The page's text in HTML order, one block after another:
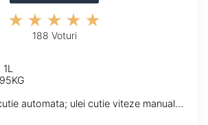
188 Voturi
Tip produs: ulei cutie automata; ulei cutie viteze manuala; ulei de transmisie; ulei diferential; ulei hidraulic; ulei servodirectie